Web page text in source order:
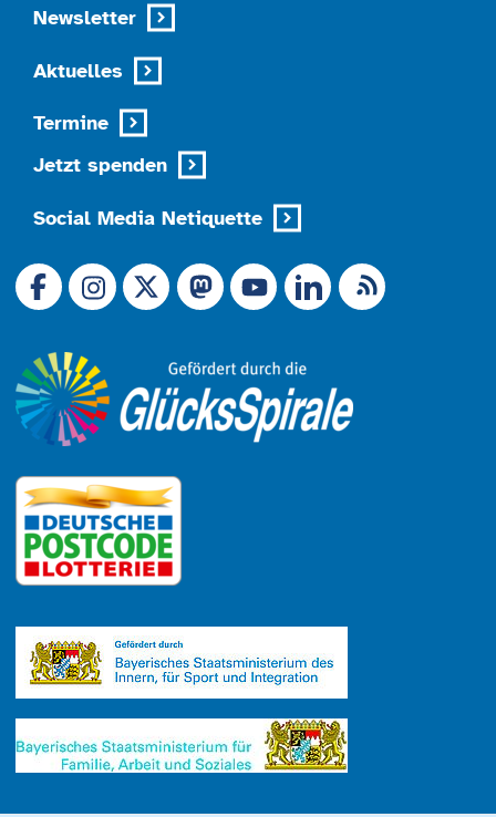
Newsletter
Aktuelles
Termine
Jetzt spenden
Social Media Netiquette
Link zu X (Ex-Twitter)
RSS-Feed